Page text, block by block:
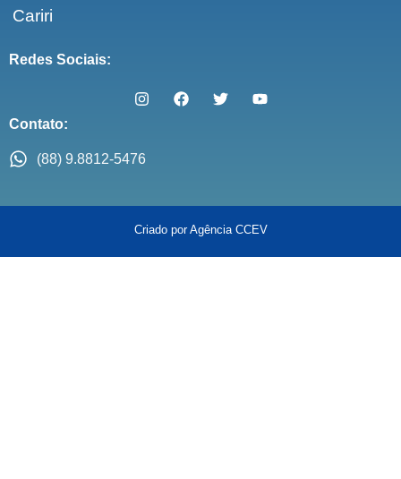
Cariri
Redes Sociais:
Contato:
(88) 9.8812-5476
Criado por Agência CCEV